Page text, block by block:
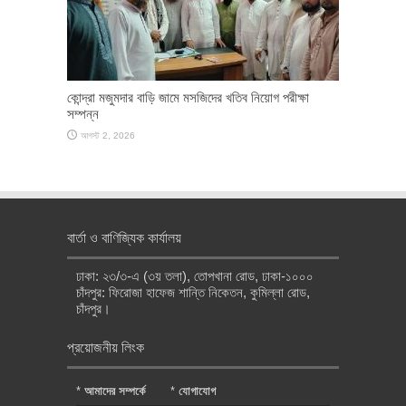
কোন্দ্রা মজুমদার বাড়ি জামে মসজিদের খতিব নিয়োগ পরীক্ষা
সম্পন্ন
আগস্ট 2, 2026
বার্তা ও বাণিজ্যিক কার্যালয়
ঢাকা: ২৩/৩-এ (৩য় তলা), তোপখানা রোড, ঢাকা-১০০০
চাঁদপুর: ফিরোজা হাফেজ শান্তি নিকেতন, কুমিল্লা রোড,
চাঁদপুর।
প্রয়োজনীয় লিংক
* আমাদের সম্পর্কে * যোগাযোগ